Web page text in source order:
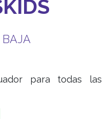
BAJA
para todas las